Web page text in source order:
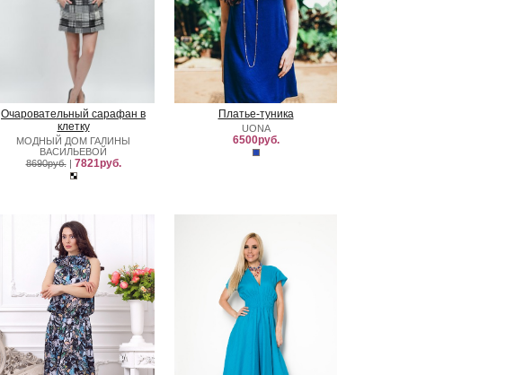
Очаровательный сарафан в
клетку
МОДНЫЙ ДОМ ГАЛИНЫ
ВАСИЛЬЕВОЙ
8690руб.| 7821руб.
Платье-туника
UONA
6500руб.